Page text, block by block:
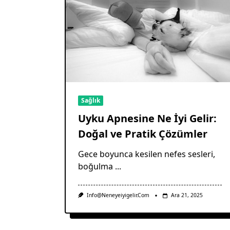
Sağlık
Uyku Apnesine Ne İyi Gelir:
Doğal ve Pratik Çözümler
Gece boyunca kesilen nefes sesleri,
boğulma ...
Info@neneyeiyigelir.com Ara 21, 2025